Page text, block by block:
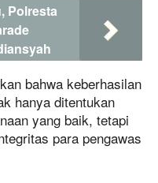
Polresta
bahwa keberhasilan
hanya ditentukan
yang baik, tetapi
para pengawas